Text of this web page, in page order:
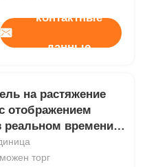
контактные
данные
на растяжение
отображением
реальном времени,
хранения данных и
±0,5%
торг